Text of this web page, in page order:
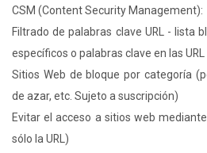
CSM (Content Security Management):
Filtrado de palabras clave URL - lista
específicos o palabras clave en las URL
Sitios Web de bloque por categoría
de azar, etc. Sujeto a suscripción)
Evitar el acceso a sitios web
sólo la URL)